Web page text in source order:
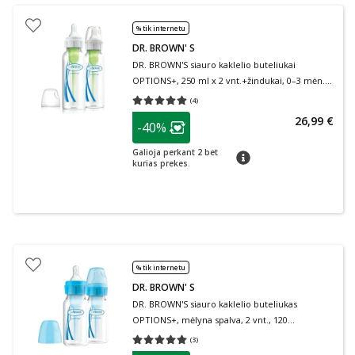
% tik internetu
DR. BROWN' S
DR. BROWN'S siauro kaklelio buteliukai
OPTIONS+, 250 ml x 2 vnt.+žindukai, 0–3 mėn.,
2 vnt., + valymo šepetėlis, 1 vnt.
(4)
Vidutinis įvertinimas 5.00
patarimas
Lojalumo klubo narių nuolaida
-40%
Galioja perkant 2 bet
kurias prekes.
patarimas
26,99 €
% tik internetu
DR. BROWN' S
DR. BROWN'S siauro kaklelio buteliukas
OPTIONS+, mėlyna spalva, 2 vnt., 120
ml+žindukas, 0–3 mėn., 2 vnt., + valymo
šepetėlis, 1 vnt.
(3)
Vidutinis įvertinimas 5.00